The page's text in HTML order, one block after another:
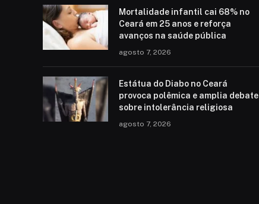
Mortalidade infantil cai 68% no
Ceará em 25 anos e reforça
avanços na saúde pública
agosto 7, 2026
Estátua do Diabo no Ceará
provoca polêmica e amplia debate
sobre intolerância religiosa
agosto 7, 2026